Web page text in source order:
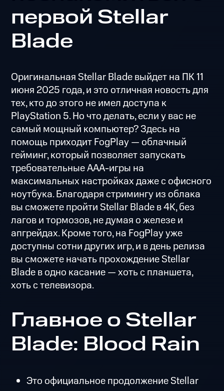
первой Stellar
Blade
Оригинальная Stellar Blade выйдет на ПК 11
июня 2025 года, и это отличная новость для
тех, кто до этого не имел доступа к
PlayStation 5. Но что делать, если у вас не
самый мощный компьютер? Здесь на
помощь приходит FogPlay — облачный
гейминг, который позволяет запускать
требовательные ААА-игры на
максимальных настройках даже с офисного
ноутбука. Благодаря стримингу из облака
вы сможете пройти Stellar Blade в 4K, без
лагов и тормозов, не думая о железе и
апгрейдах. Кроме того, на FogPlay уже
доступны сотни других игр, и в день релиза
вы сможете начать прохождение Stellar
Blade в одно касание — хоть с планшета,
хоть с телевизора.
Главное о Stellar
Blade: Blood Rain
Это официальное продолжение Stellar